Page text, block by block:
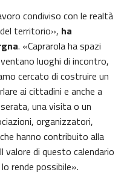
condiviso con le realtà
territorio», ha
. «Caprarola ha spazi
luoghi di incontro,
cercato di costruire un
ai cittadini e anche a
una visita o un
organizzatori,
hanno contribuito alla
valore di questo calendario
rende possibile».